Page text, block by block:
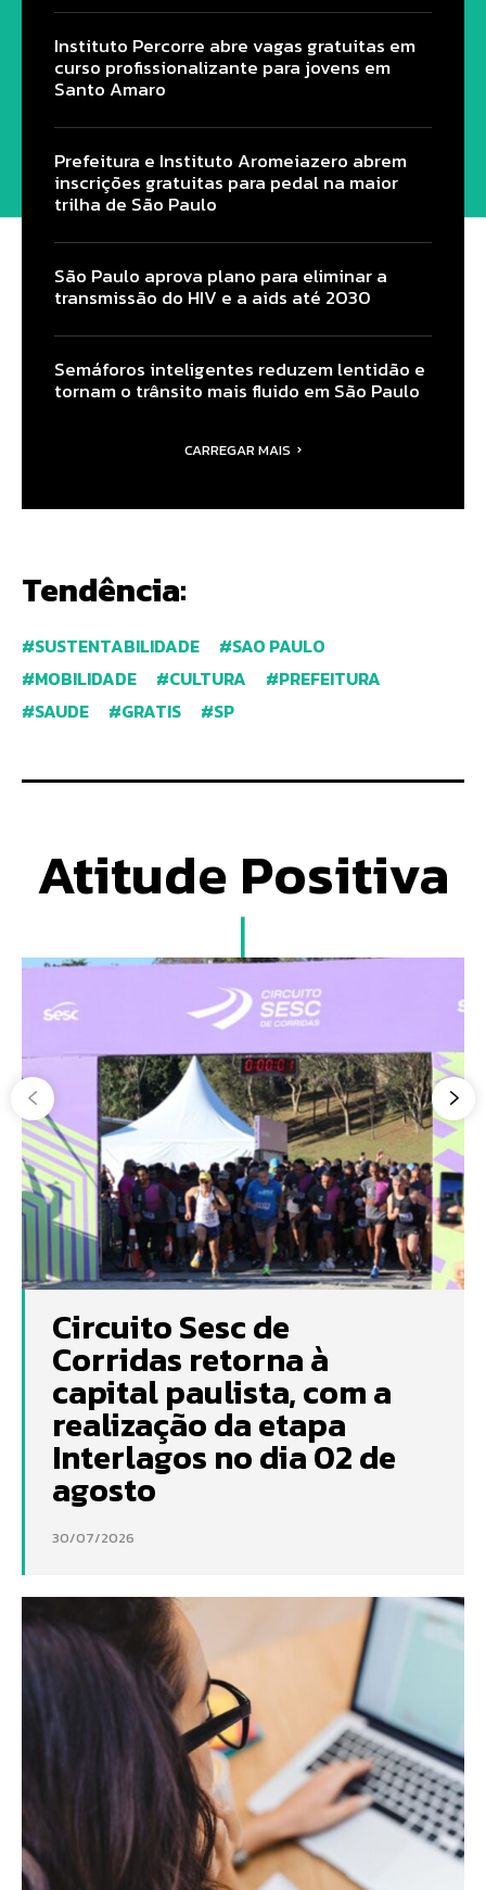
Instituto Percorre abre vagas gratuitas em
curso profissionalizante para jovens em
Santo Amaro
Prefeitura e Instituto Aromeiazero abrem
inscrições gratuitas para pedal na maior
trilha de São Paulo
São Paulo aprova plano para eliminar a
transmissão do HIV e a aids até 2030
Semáforos inteligentes reduzem lentidão e
tornam o trânsito mais fluido em São Paulo
CARREGAR MAIS
Tendência:
SUSTENTABILIDADE
SAO PAULO
MOBILIDADE
CULTURA
PREFEITURA
SAUDE
GRATIS SP
Atitude Positiva
Circuito Sesc de
Corridas retorna à
capital paulista, com a
realização da etapa
Interlagos no dia 02 de
agosto
30/07/2026